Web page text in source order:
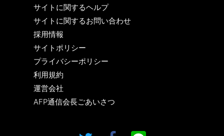
サイトに関するヘルプ
サイトに関するお問い合わせ
採用情報
サイトポリシー
プライバシーポリシー
利用規約
運営会社
AFP通信会長ごあいさつ